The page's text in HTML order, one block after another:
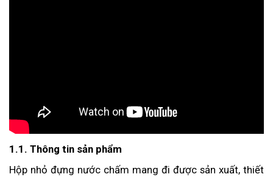
1.1. Thông tin sản phẩm
Hộp nhỏ đựng nước chấm mang đi được sản xuất, thiết